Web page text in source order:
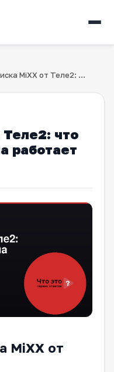
Подписка MiXX от Теле2: что это такое и как она работает
что
работает
MiXX от